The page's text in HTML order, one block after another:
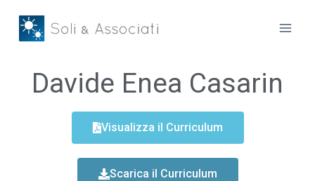
Davide Enea Casarin
Visualizza il Curriculum
Scarica il Curriculum